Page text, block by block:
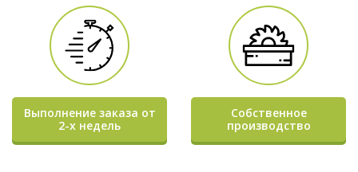
Выполнение заказа от
2-х недель
Собственное
производство